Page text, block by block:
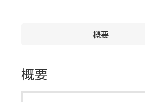
概要
概要